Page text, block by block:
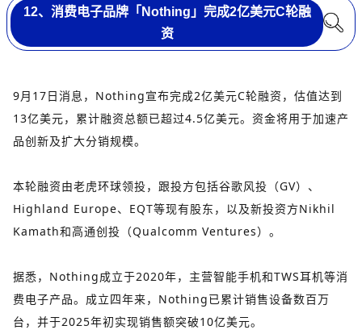
12、消费电子品牌「Nothing」完成2亿美元C轮融
资
9月17日消息，Nothing宣布完成2亿美元C轮融资，估值达到
13亿美元，累计融资总额已超过4.5亿美元。资金将用于加速产
品创新及扩大分销规模。
本轮融资由老虎环球领投，跟投方包括谷歌风投（GV）、
Highland Europe、EQT等现有股东，以及新投资方Nikhil
Kamath和高通创投（Qualcomm Ventures）。
据悉，Nothing成立于2020年，主营智能手机和TWS耳机等消
费电子产品。成立四年来，Nothing已累计销售设备数百万
台，并于2025年初实现销售额突破10亿美元。